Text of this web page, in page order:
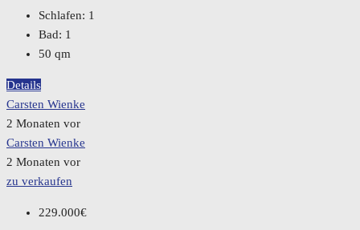
Schlafen: 1
Bad: 1
50 qm
Details
Carsten Wienke
2 Monaten vor
Carsten Wienke
2 Monaten vor
zu verkaufen
229.000€